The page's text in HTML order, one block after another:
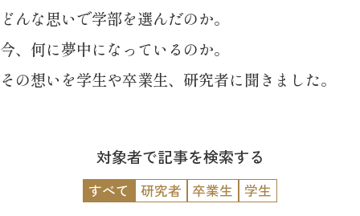
どんな思いで学部を選んだのか。
今、何に夢中になっているのか。
その想いを学生や卒業生、研究者に聞きました。
対象者で記事を検索する
すべて 研究者 卒業生 学生